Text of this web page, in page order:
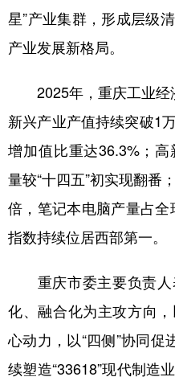
星”产业集群，形成层级
产业发展新格局。
2025年，重庆工业经
新兴产业产值持续突破1
增加值比重达36.3%；
量较“十四五”初实现翻番
倍，笔记本电脑产量占
指数持续位居西部第一。
重庆市委主要负责人
化、融合化为主攻方向
心动力，以“四侧”协同促
续塑造“33618”现代制造